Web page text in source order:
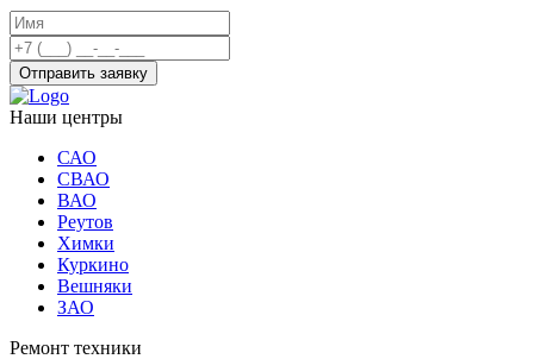
Отправить заявку
Наши центры
САО
СВАО
ВАО
Реутов
Химки
Куркино
Вешняки
ЗАО
Ремонт техники